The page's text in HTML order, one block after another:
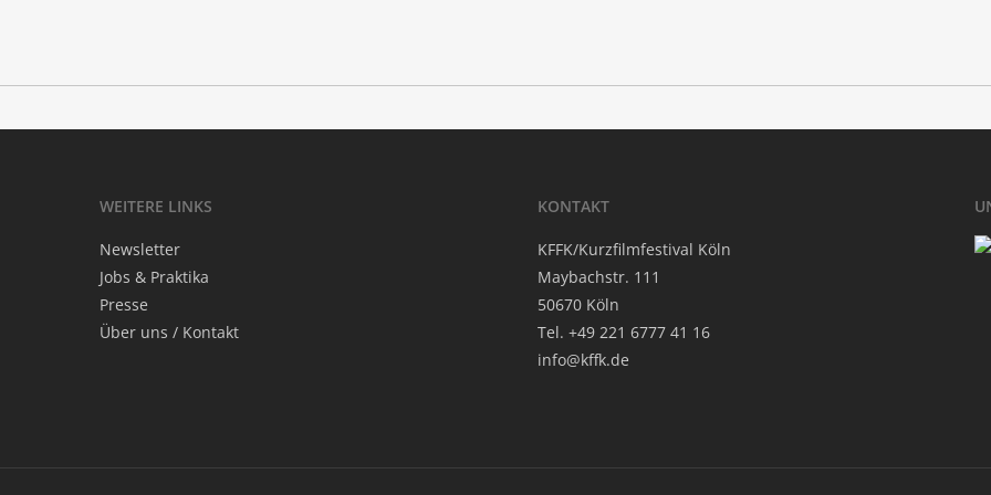
WEI­TE­RE LINKS
News­let­ter
Jobs & Praktika
Pres­se
Über uns / Kontakt
KON­TAKT
KFFK/Kurzfilmfestival Köln
May­bach­str. 111
50670 Köln
Tel. +49 221 6777 41 16
info@kffk.de